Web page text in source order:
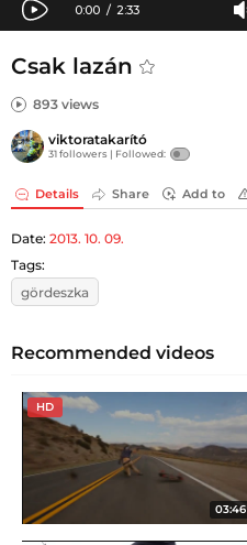
Csak lazán
893 views
viktoratakarító
31 followers | Followed:
Details Share Add to
Date: 2013. 10. 09.
Tags:
gördeszka
Recommended videos
HD
03:46